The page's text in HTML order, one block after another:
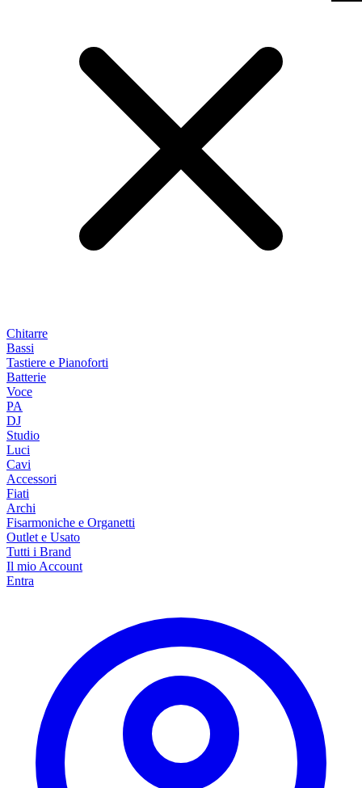
Chitarre
Bassi
Tastiere e Pianoforti
Batterie
Voce
PA
DJ
Studio
Luci
Cavi
Accessori
Fiati
Archi
Fisarmoniche e Organetti
Outlet e Usato
Tutti i Brand
Il mio Account
Entra